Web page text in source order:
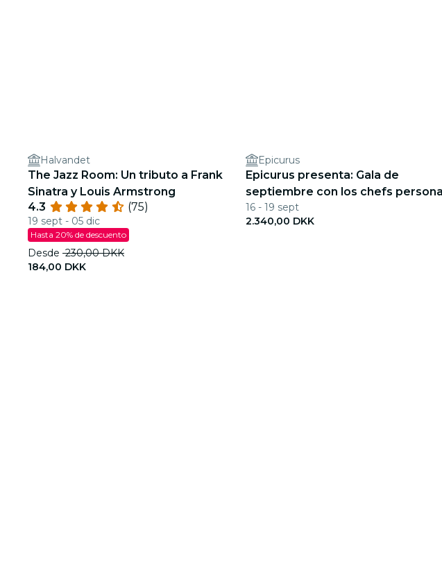
Halvandet
The Jazz Room: Un tributo a Frank
Sinatra y Louis Armstrong
4.3
(75)
19 sept - 05 dic
Hasta 20% de descuento
Desde 230,00 DKK
184,00 DKK
Epicurus
Epicurus presenta: Gala de
septiembre con los chefs
del príncipe y vocalista
16 - 19 sept
2.340,00 DKK